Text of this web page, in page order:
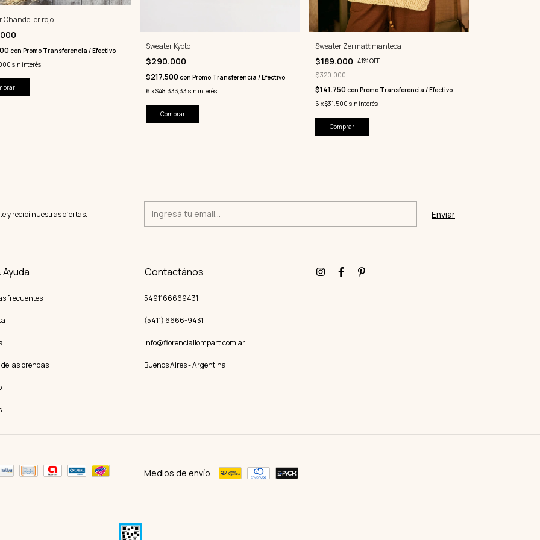
Chandelier rojo
con Promo Transferencia / Efectivo
sin interés
Sweater Kyoto
$290.000
$217.500 con Promo Transferencia / Efectivo
6 x$48.333,33 sin interés
Comprar
Sweater Zermatt manteca
$189.000 -41%OFF
$320.000
$141.750 con Promo Transferencia / Efectivo
6 x$31.500 sin interés
Comprar
y recibí nuestras ofertas.
frecuentes
las prendas
Contactános
5491166669431
(5411) 6666-9431
info@florenciallompart.com.ar
Buenos Aires - Argentina
Medios de envío